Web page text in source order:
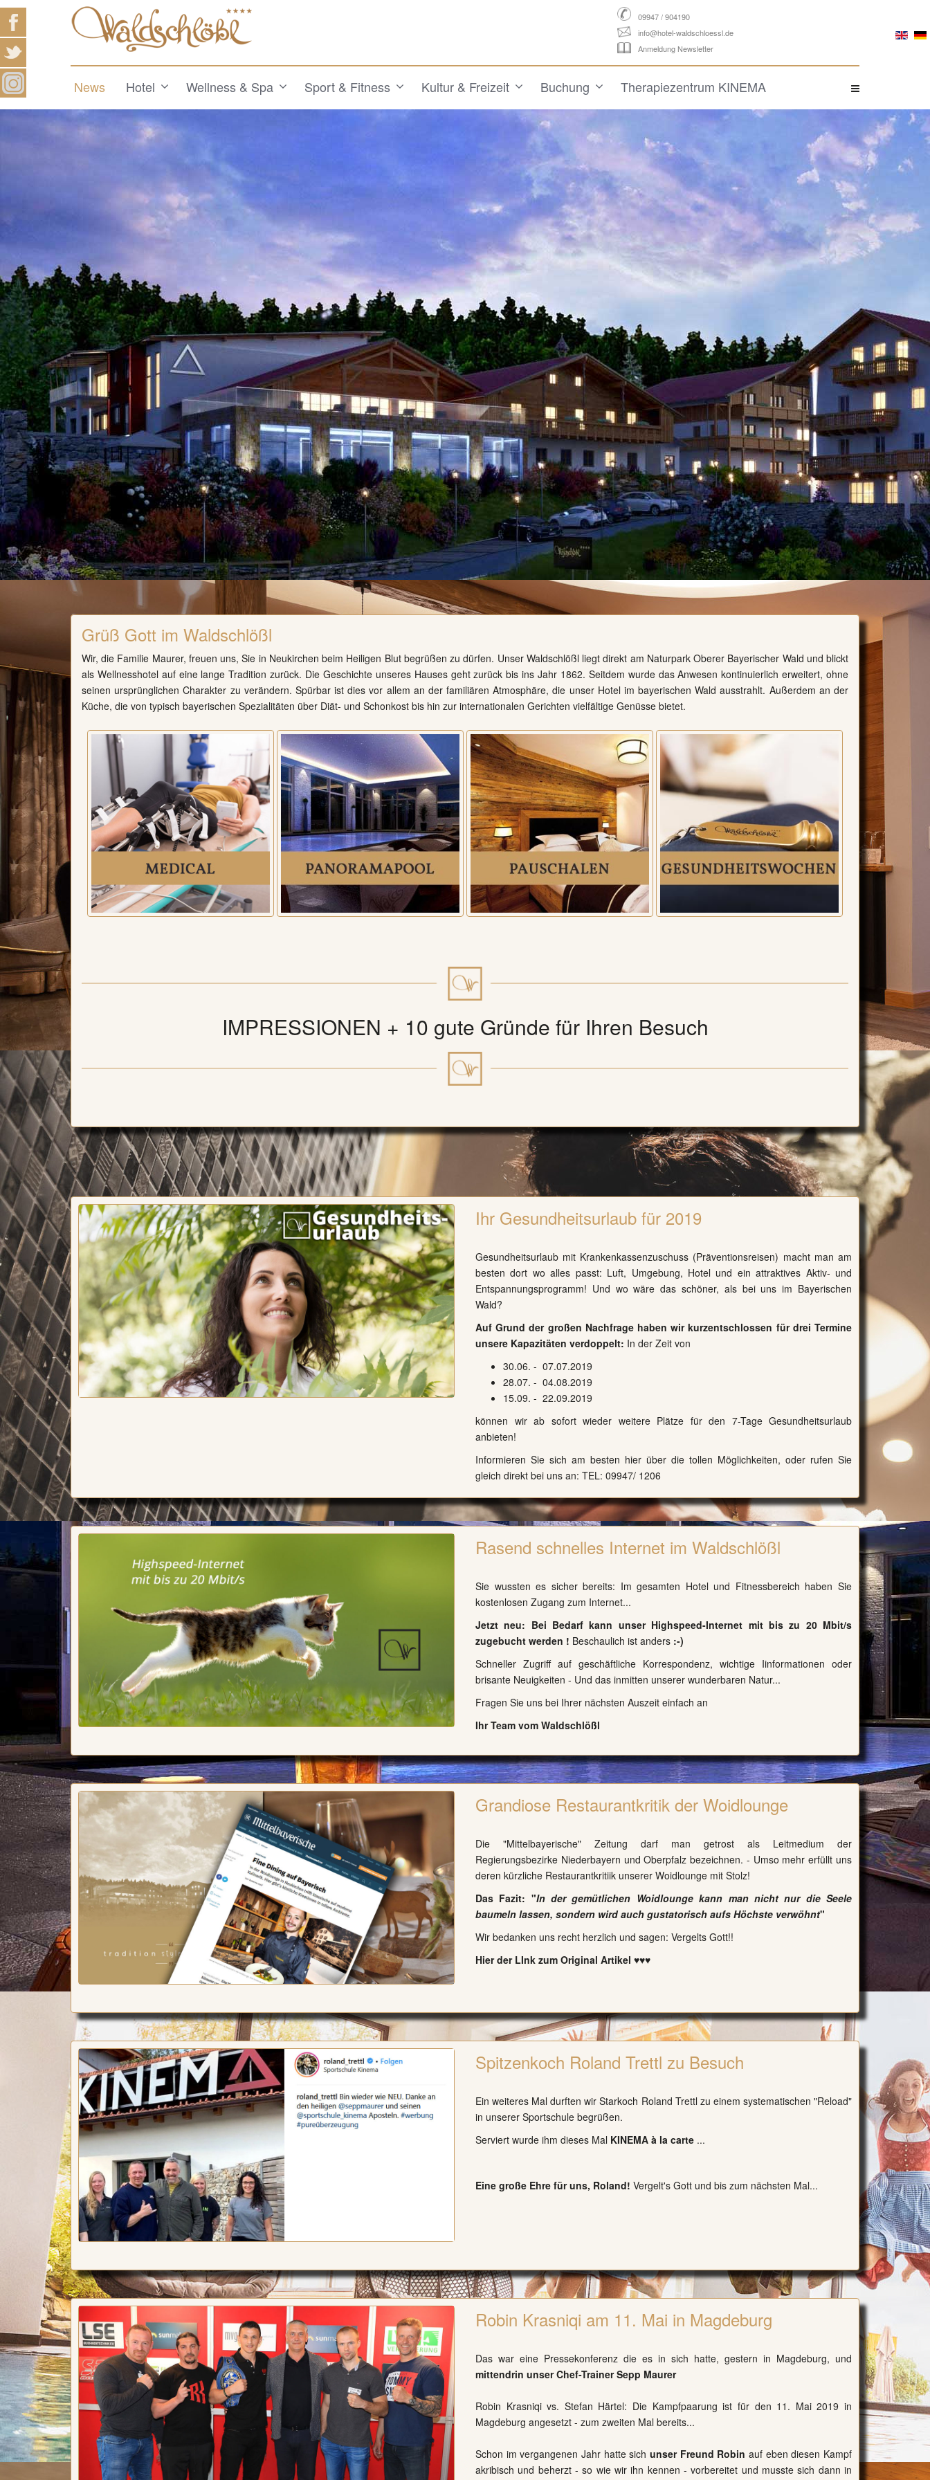
09947 / 904190
info@hotel-waldschloessl.de
Anmeldung Newsletter
News Hotel Wellness & Spa Sport & Fitness Kultur & Freizeit Buchung Therapiezentrum KINEMA
Grüß Gott im Waldschlößl
Wir, die Familie Maurer, freuen uns, Sie in Neukirchen beim Heiligen Blut begrüßen zu dürfen. Unser Waldschlößl liegt direkt am Naturpark Oberer Bayerischer Wald und blickt
als Wellnesshotel auf eine lange Tradition zurück. Die Geschichte unseres Hauses geht zurück bis ins Jahr 1862. Seitdem wurde das Anwesen kontinuierlich erweitert, ohne
seinen ursprünglichen Charakter zu verändern. Spürbar ist dies vor allem an der familiären Atmosphäre, die unser Hotel im bayerischen Wald ausstrahlt. Außerdem an der
Küche, die von typisch bayerischen Spezialitäten über Diät- und Schonkost bis hin zur internationalen Gerichten vielfältige Genüsse bietet.
IMPRESSIONEN + 10 gute Gründe für Ihren Besuch
Ihr Gesundheitsurlaub für 2019
Gesundheitsurlaub mit Krankenkassenzuschuss (Präventionsreisen) macht man am
besten dort wo alles passt: Luft, Umgebung, Hotel und ein attraktives Aktiv- und
Entspannungsprogramm! Und wo wäre das schöner, als bei uns im Bayerischen
Wald?
Auf Grund der großen Nachfrage haben wir kurzentschlossen für drei Termine
unsere Kapazitäten verdoppelt: In der Zeit von
30.06. - 07.07.2019
28.07. - 04.08.2019
15.09. - 22.09.2019
können wir ab sofort wieder weitere Plätze für den 7-Tage Gesundheitsurlaub
anbieten!
Informieren Sie sich am besten hier über die tollen Möglichkeiten, oder rufen Sie
gleich direkt bei uns an: TEL: 09947/ 1206
Rasend schnelles Internet im Waldschlößl
Sie wussten es sicher bereits: Im gesamten Hotel und Fitnessbereich haben Sie
kostenlosen Zugang zum Internet...
Jetzt neu: Bei Bedarf kann unser Highspeed-Internet mit bis zu 20 Mbit/s
zugebucht werden ! Beschaulich ist anders :-)
Schneller Zugriff auf geschäftliche Korrespondenz, wichtige Iinformationen oder
brisante Neuigkeiten - Und das inmitten unserer wunderbaren Natur...
Fragen Sie uns bei Ihrer nächsten Auszeit einfach an
Ihr Team vom Waldschlößl
Grandiose Restaurantkritik der Woidlounge
Die "Mittelbayerische" Zeitung darf man getrost als Leitmedium der
Regierungsbezirke Niederbayern und Oberpfalz bezeichnen. - Umso mehr erfüllt uns
deren kürzliche Restaurantkritiik unserer Woidlounge mit Stolz!
Das Fazit: "In der gemütlichen Woidlounge kann man nicht nur die Seele
baumeln lassen, sondern wird auch gustatorisch aufs Höchste verwöhnt"
Wir bedanken uns recht herzlich und sagen: Vergelts Gott!!
Hier der LInk zum Original Artikel ♥♥♥
Spitzenkoch Roland Trettl zu Besuch
Ein weiteres Mal durften wir Starkoch Roland Trettl zu einem systematischen "Reload"
in unserer Sportschule begrüßen.
Serviert wurde ihm dieses Mal KINEMA à la carte ...
Eine große Ehre für uns, Roland! Vergelt's Gott und bis zum nächsten Mal...
Robin Krasniqi am 11. Mai in Magdeburg
Das war eine Pressekonferenz die es in sich hatte, gestern in Magdeburg, und
mittendrin unser Chef-Trainer Sepp Maurer
Robin Krasniqi vs. Stefan Härtel: Die Kampfpaarung ist für den 11. Mai 2019 in
Magdeburg angesetzt - zum zweiten Mal bereits...
Schon im vergangenen Jahr hatte sich unser Freund Robin auf eben diesen Kampf
akribisch und beherzt - so wie wir ihn kennen - vorbereitet und musste sich dann in